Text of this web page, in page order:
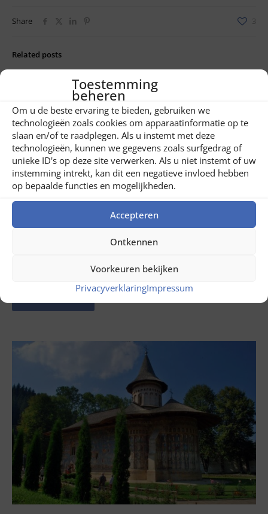
Toestemming
beheren
Om u de beste ervaring te bieden, gebruiken we
technologieën zoals cookies om apparaatinformatie op te
slaan en/of te raadplegen. Als u instemt met deze
technologieën, kunnen we gegevens zoals surfgedrag of
unieke ID's op deze site verwerken. Als u niet instemt of uw
instemming intrekt, kan dit een negatieve invloed hebben
op bepaalde functies en mogelijkheden.
Accepteren
Ontkennen
Voorkeuren bekijken
PrivacyverklaringImpressum
Share 3
Related posts
Rondreis door de Banat in Roemenië
LEES NU ...